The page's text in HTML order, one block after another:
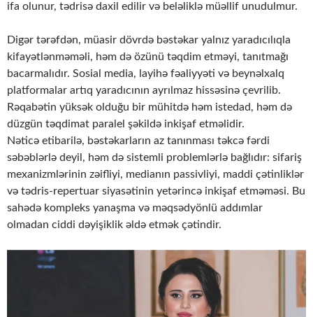
ifa olunur, tədrisə daxil edilir və beləliklə müəllif unudulmur.
Digər tərəfdən, müasir dövrdə bəstəkar yalnız yaradıcılıqla
kifayətlənməməli, həm də özünü təqdim etməyi, tanıtmağı
bacarmalıdır. Sosial media, layihə fəaliyyəti və beynəlxalq
platformalar artıq yaradıcının ayrılmaz hissəsinə çevrilib.
Rəqabətin yüksək olduğu bir mühitdə həm istedad, həm də
düzgün təqdimat paralel şəkildə inkişaf etməlidir.
Nəticə etibarilə, bəstəkarların az tanınması təkcə fərdi
səbəblərlə deyil, həm də sistemli problemlərlə bağlıdır: sifariş
mexanizmlərinin zəifliyi, medianın passivliyi, maddi çətinliklər
və tədris-repertuar siyasətinin yetərincə inkişaf etməməsi. Bu
sahədə kompleks yanaşma və məqsədyönlü addımlar
olmadan ciddi dəyişiklik əldə etmək çətindir.